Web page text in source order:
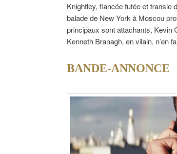
Knightley, fiancée futée et transie
balade de New York à Moscou
principaux sont attachants, Kevin
Kenneth Branagh, en vilain, n’en
BANDE-ANNONCE